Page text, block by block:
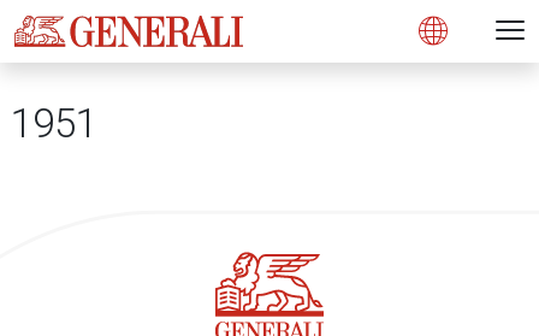
Open
1951